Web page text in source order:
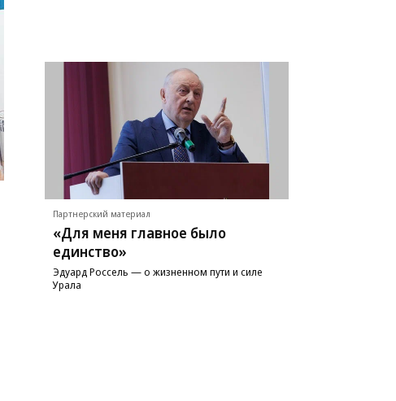
Партнерский материал
«Для меня главное было
единство»
Эдуард Россель — о жизненном пути и силе
Урала